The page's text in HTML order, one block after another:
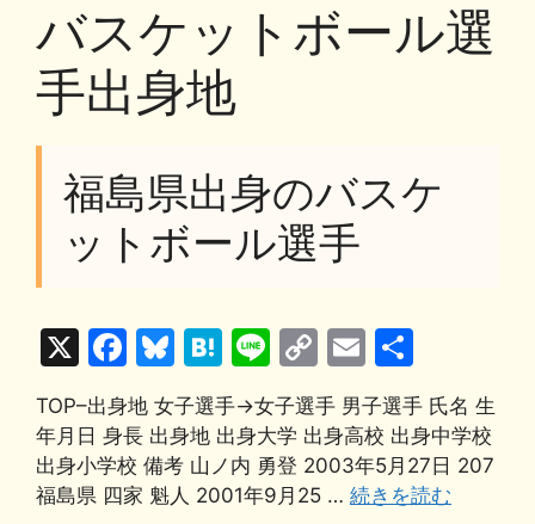
バスケットボール選
手出身地
福島県出身のバスケ
ットボール選手
X
F
a
c
e
b
Bl
u
e
s
k
H
at
e
n
a
Li
n
e
C
o
p
y
Li
E
m
ai
l
有
TOP–出身地 女子選手→女子選手 男子選手 氏名 生
年月日 身長 出身地 出身大学 出身高校 出身中学校
出身小学校 備考 山ノ内 勇登 2003年5月27日 207
福島県 四家 魁人 2001年9月25 … 続きを読む